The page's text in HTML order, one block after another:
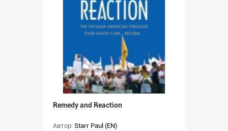
Remedy and Reaction
Автор: Starr Paul (EN)